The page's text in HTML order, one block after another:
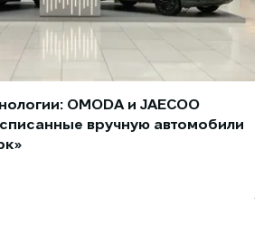
OMODA и JAECOO
вручную автомобили